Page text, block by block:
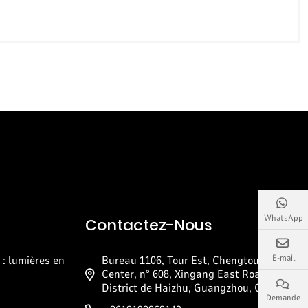
lumières en
Contactez-Nous
Bureau 1106, Tour Est, Chengtou Pazhou
Center, n° 608, Xingang East Road,
District de Haizhu, Guangzhou, Chine
WhatsApp
E-mail
Demande